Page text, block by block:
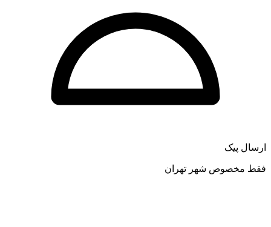
ارسال پیک
فقط مخصوص شهر تهران